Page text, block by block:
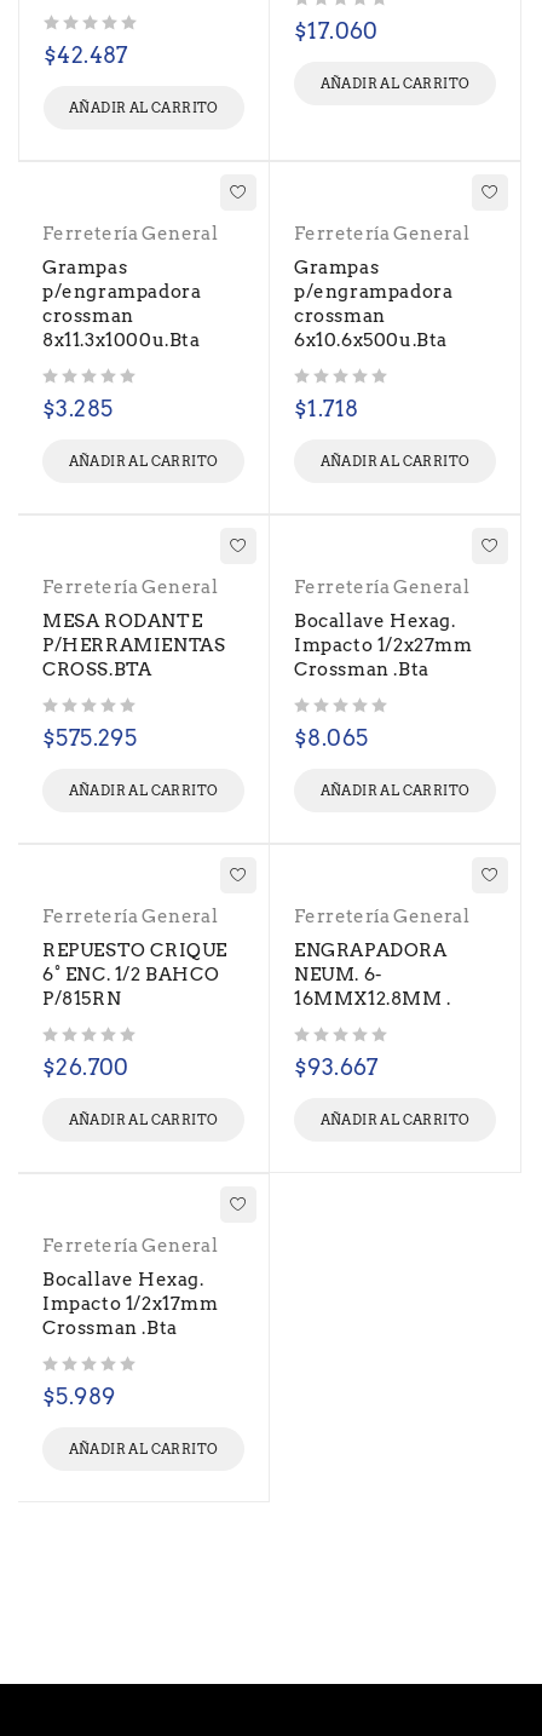
$42.487
AÑADIR AL CARRITO
$17.060
AÑADIR AL CARRITO
Ferretería General
Grampas
p/engrampadora
crossman
8x11.3x1000u.Bta
$3.285
AÑADIR AL CARRITO
Ferretería General
Grampas
p/engrampadora
crossman
6x10.6x500u.Bta
$1.718
AÑADIR AL CARRITO
Ferretería General
MESA RODANTE
P/HERRAMIENTAS
CROSS.BTA
$575.295
AÑADIR AL CARRITO
Ferretería General
Bocallave Hexag.
Impacto 1/2x27mm
Crossman .Bta
$8.065
AÑADIR AL CARRITO
Ferretería General
REPUESTO CRIQUE
6° ENC. 1/2 BAHCO
P/815RN
$26.700
AÑADIR AL CARRITO
Ferretería General
ENGRAPADORA
NEUM. 6-
16MMX12.8MM .
$93.667
AÑADIR AL CARRITO
Ferretería General
Bocallave Hexag.
Impacto 1/2x17mm
Crossman .Bta
$5.989
AÑADIR AL CARRITO